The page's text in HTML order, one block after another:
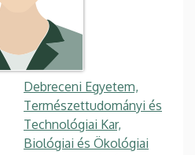
Debreceni Egyetem,
Természettudományi és
Technológiai Kar,
Biológiai és Ökológiai